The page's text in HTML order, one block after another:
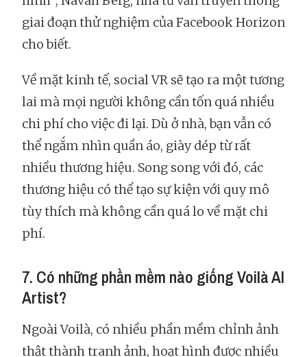
giai đoạn thử nghiệm của Facebook Horizon
cho biết.
Về mặt kinh tế, social VR sẽ tạo ra một tương
lai mà mọi người không cần tốn quá nhiều
chi phí cho việc đi lại. Dù ở nhà, bạn vẫn có
thể ngắm nhìn quần áo, giày dép từ rất
nhiều thương hiệu. Song song với đó, các
thương hiệu có thể tạo sự kiện với quy mô
tùy thích mà không cần quá lo về mặt chi
phí.
7. Có những phần mềm nào giống Voilà AI
Artist?
Ngoài Voilà, có nhiều phần mềm chỉnh ảnh
thật thành tranh ảnh, hoạt hình được nhiều